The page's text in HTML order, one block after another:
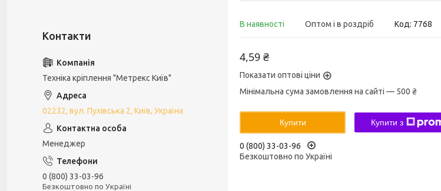
В наявності Оптом і в роздріб Код: 7768
4,59 ₴
Показати оптові ціни
Мінімальна сума замовлення на сайті — 500 ₴
Купити Купити з
0 (800) 33-03-96
Безкоштовно по Україні
Техніка кріплення "Метрекс Київ"
02232, вул. Пухівська 2, Київ, Україна
Менеджер
0 (800) 33-03-96
Безкоштовно по Україні